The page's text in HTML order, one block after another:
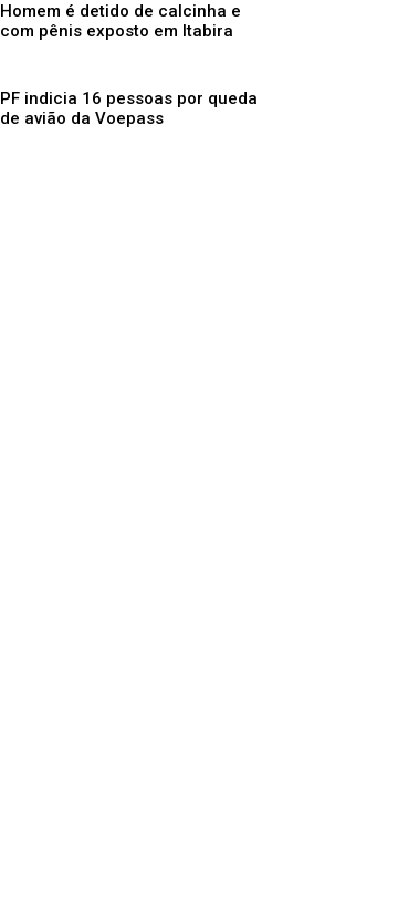
Homem é detido de calcinha e
com pênis exposto em Itabira
PF indicia 16 pessoas por queda
de avião da Voepass